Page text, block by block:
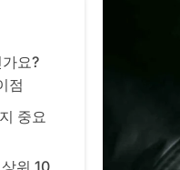
요?
점
중요